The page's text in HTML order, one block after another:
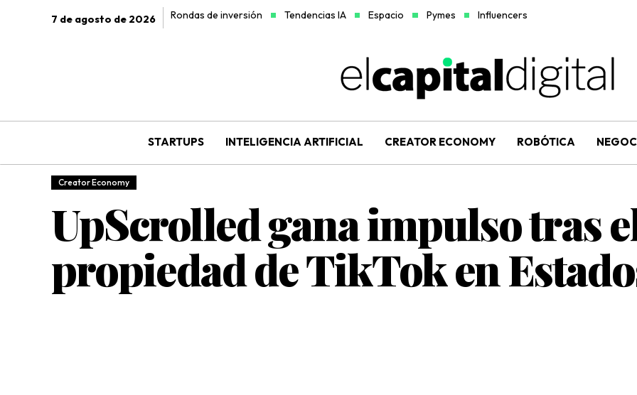
7 de agosto de 2026 Rondas de inversión Tendencias IA Espacio Pymes Influencers
STARTUPS INTELIGENCIA ARTIFICIAL CREATOR ECONOMY ROBÓTICA
Creator Economy
UpScrolled gana impulso tras
propiedad de TikTok en